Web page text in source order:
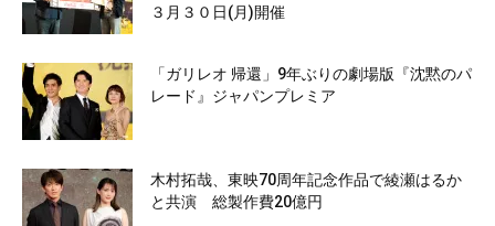
３月３０日(月)開催
「ガリレオ 帰還」9年ぶりの劇場版『沈黙のパ
レード』ジャパンプレミア
木村拓哉、東映70周年記念作品で綾瀬はるか
と共演 総製作費20億円